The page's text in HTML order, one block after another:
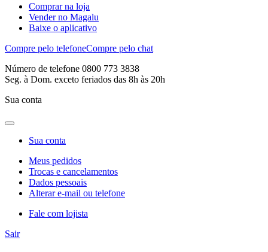
Comprar na loja
Vender no Magalu
Baixe o aplicativo
Compre pelo telefoneCompre pelo chat
Número de telefone 0800 773 3838
Seg. à Dom. exceto feriados das 8h às 20h
Sua conta
Sua conta
Meus pedidos
Trocas e cancelamentos
Dados pessoais
Alterar e-mail ou telefone
Fale com lojista
Sair